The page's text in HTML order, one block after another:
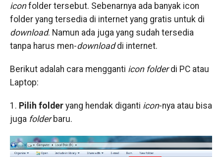
iconfolder tersebut. Sebenarnya ada banyak icon
folder yang tersedia di internet yang gratis untuk di
download. Namun ada juga yang sudah tersedia
tanpa harus men-downloaddi internet.
Berikut adalah cara mengganti icon folderdi PC atau
Laptop:
1. Pilih folderyang hendak diganti icon-nya atau bisa
jugafolderbaru.